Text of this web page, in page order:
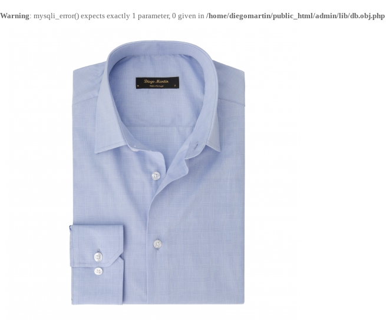
Warning: mysqli_error() expects exactly 1 parameter, 0 given in /home/diegomartin/public_html/admin/lib/db.obj.php